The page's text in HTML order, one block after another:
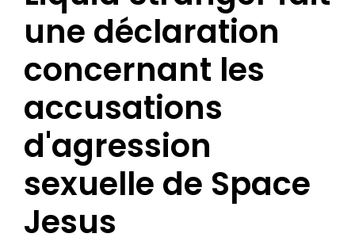
une déclaration
concernant les
accusations
d'agression
sexuelle de Space
Jesus